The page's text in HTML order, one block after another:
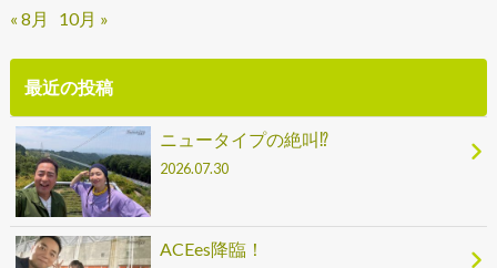
« 8月
10月 »
最近の投稿
ニュータイプの絶叫⁉
2026.07.30
ACEes降臨！